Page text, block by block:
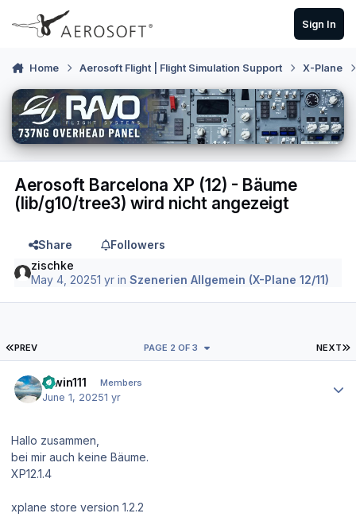
Skip to content
Sign In
Home Aerosoft Flight | Flight Simulation Support X-Plane
Aerosoft Barcelona XP (12) - Bäume
(lib/g10/tree3) wird nicht angezeigt
Share
Followers
zischke
May 4, 20251 yr inSzenerien Allgemein (X-Plane 12/11)
FIRST PAGE
PREV NEXT
PAGE 2 OF 3
Erwin111 Members
June 1, 20251 yr
Hallo zusammen,
bei mir auch keine Bäume.
XP12.1.4
xplane store version 1.2.2